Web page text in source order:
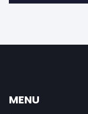
MENU